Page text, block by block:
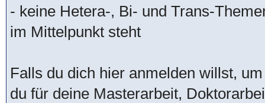
- keine Hetera-, Bi- und Trans-
im Mittelpunkt steht
Falls du dich hier anmelden willst,
du für deine Masterarbeit,